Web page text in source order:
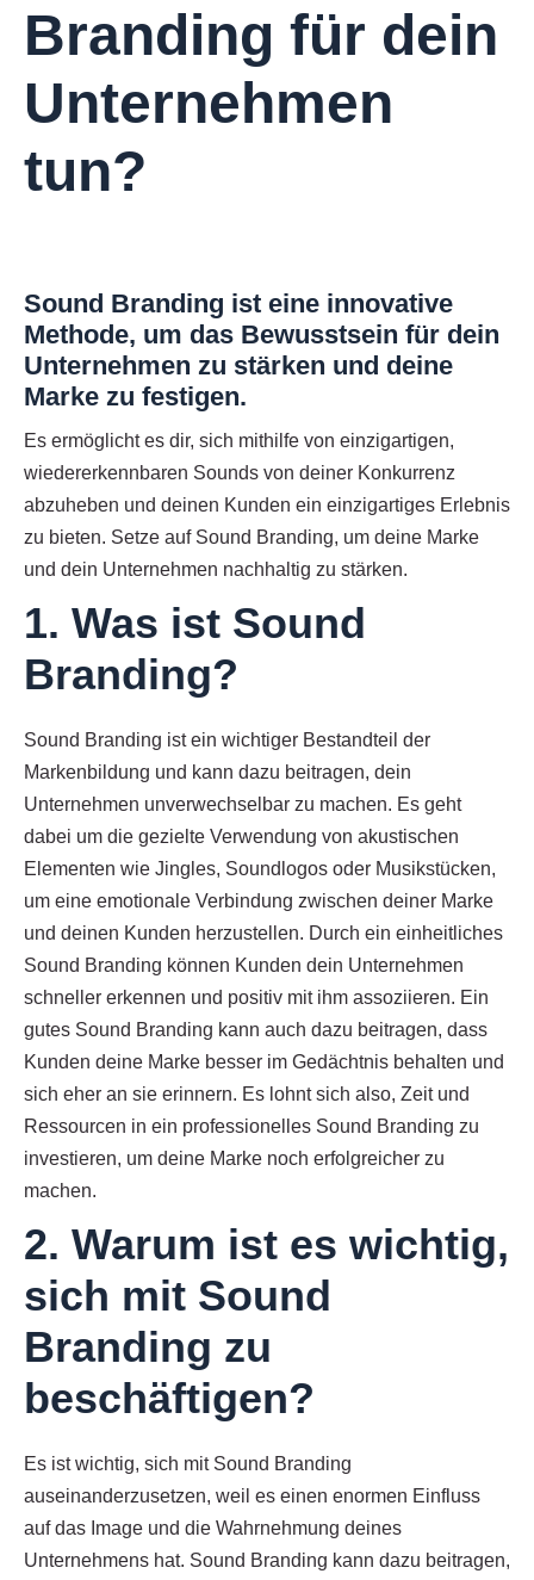
Branding für dein
Unternehmen
tun?
Sound Branding ist eine innovative
Methode, um das Bewusstsein für dein
Unternehmen zu stärken und deine
Marke zu festigen.
Es ermöglicht es dir, sich mithilfe von einzigartigen,
wiedererkennbaren Sounds von deiner Konkurrenz
abzuheben und deinen Kunden ein einzigartiges Erlebnis
zu bieten. Setze auf Sound Branding, um deine Marke
und dein Unternehmen nachhaltig zu stärken.
1. Was ist Sound
Branding?
Sound Branding ist ein wichtiger Bestandteil der
Markenbildung und kann dazu beitragen, dein
Unternehmen unverwechselbar zu machen. Es geht
dabei um die gezielte Verwendung von akustischen
Elementen wie Jingles, Soundlogos oder Musikstücken,
um eine emotionale Verbindung zwischen deiner Marke
und deinen Kunden herzustellen. Durch ein einheitliches
Sound Branding können Kunden dein Unternehmen
schneller erkennen und positiv mit ihm assoziieren. Ein
gutes Sound Branding kann auch dazu beitragen, dass
Kunden deine Marke besser im Gedächtnis behalten und
sich eher an sie erinnern. Es lohnt sich also, Zeit und
Ressourcen in ein professionelles Sound Branding zu
investieren, um deine Marke noch erfolgreicher zu
machen.
2. Warum ist es wichtig,
sich mit Sound
Branding zu
beschäftigen?
Es ist wichtig, sich mit Sound Branding
auseinanderzusetzen, weil es einen enormen Einfluss
auf das Image und die Wahrnehmung deines
Unternehmens hat. Sound Branding kann dazu beitragen,